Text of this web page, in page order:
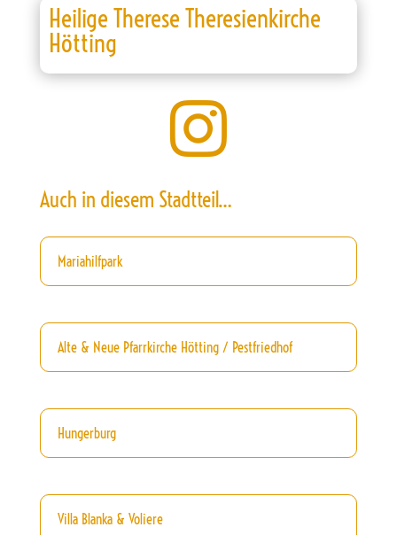
Heilige Therese Theresienkirche
Hötting

Auch in diesem Stadtteil…
Mariahilfpark
Alte & Neue Pfarrkirche Hötting / Pestfriedhof
Hungerburg
Villa Blanka & Voliere